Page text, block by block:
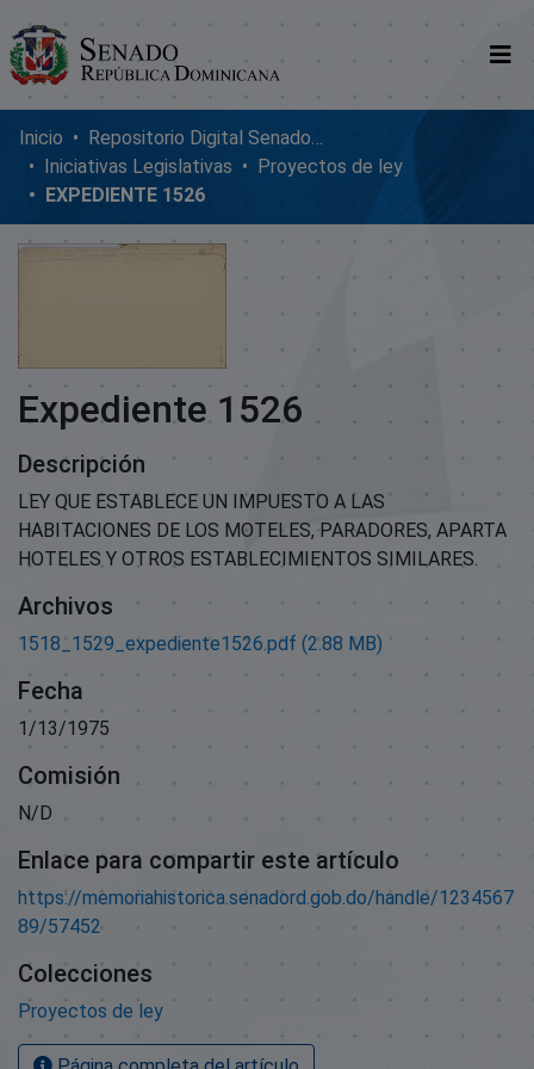
Comunidades
Glosario
Nosotros
Inicio
Repositorio Digital SenadoRD
Iniciativas Legislativas
Proyectos de ley
EXPEDIENTE 1526
Expediente 1526
Descripción
LEY QUE ESTABLECE UN IMPUESTO A LAS
HABITACIONES DE LOS MOTELES, PARADORES, APARTA
HOTELES Y OTROS ESTABLECIMIENTOS SIMILARES.
Archivos
1518_1529_expediente1526.pdf (2.88 MB)
Fecha
1/13/1975
Comisión
N/D
Enlace para compartir este artículo
https://memoriahistorica.senadord.gob.do/handle/1234567
89/57452
Colecciones
Proyectos de ley